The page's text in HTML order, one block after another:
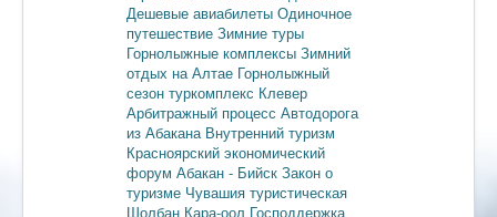
Дешевые авиабилеты Одиночное
путешествие Зимние туры
Горнолыжные комплексы Зимний
отдых на Алтае Горнолыжный
сезон туркомплекс Клевер
Арбитражный процесс Автодорога
из Абакана Внутренний туризм
Красноярский экономический
форум Абакан - Бийск Закон о
туризме Чувашия туристическая
Шолбан Кара-оол Господдержка